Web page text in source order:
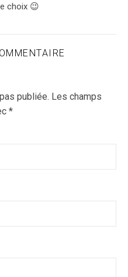
choix 😉
publiée. Les champs
*